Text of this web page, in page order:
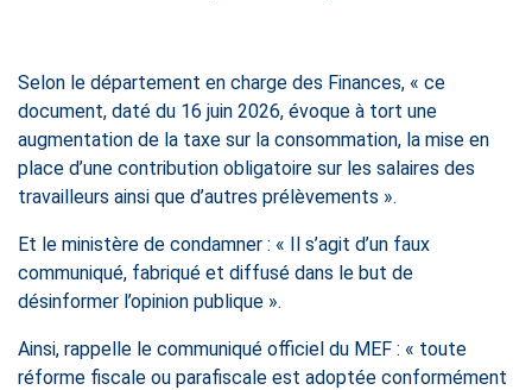
Selon le département en charge des Finances, « ce
document, daté du 16 juin 2026, évoque à tort une
augmentation de la taxe sur la consommation, la mise en
place d’une contribution obligatoire sur les salaires des
travailleurs ainsi que d’autres prélèvements ».
Et le ministère de condamner : « Il s’agit d’un faux
communiqué, fabriqué et diffusé dans le but de
désinformer l’opinion publique ».
Ainsi, rappelle le communiqué officiel du MEF : « toute
réforme fiscale ou parafiscale est adoptée conformément